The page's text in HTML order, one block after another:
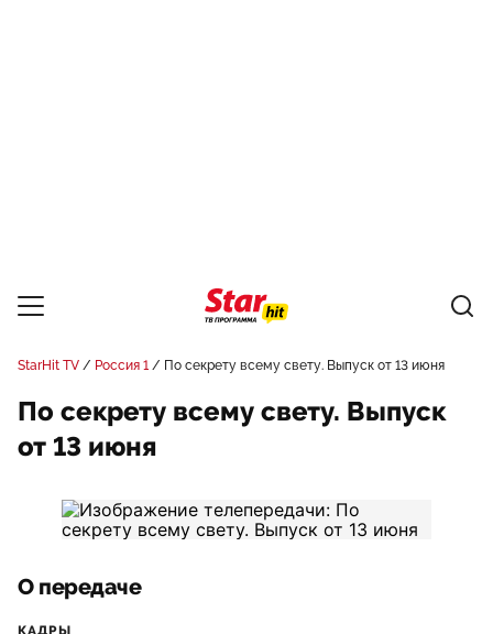
StarHit TV Россия 1 По секрету всему свету. Выпуск от 13 июня
По секрету всему свету. Выпуск
от 13 июня
О передаче
КАДРЫ